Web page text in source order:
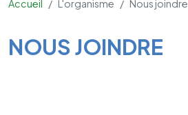
Accueil L'organisme Nous joindre
Main Content
NOUS JOINDRE